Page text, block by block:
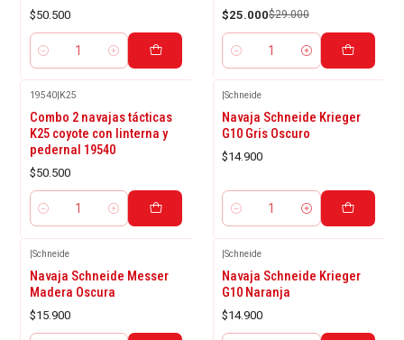
$50.500
Cantidad
$25.000$29.000
Cantidad
19540| K25
Combo 2 navajas tácticas
K25 coyote con linterna y
pedernal 19540
$50.500
Cantidad
Schneide
Navaja Schneide Krieger
G10 Gris Oscuro
$14.900
Cantidad
|Schneide
Navaja Schneide Messer
Madera Oscura
$15.900
|Schneide
Navaja Schneide Krieger
G10 Naranja
$14.900